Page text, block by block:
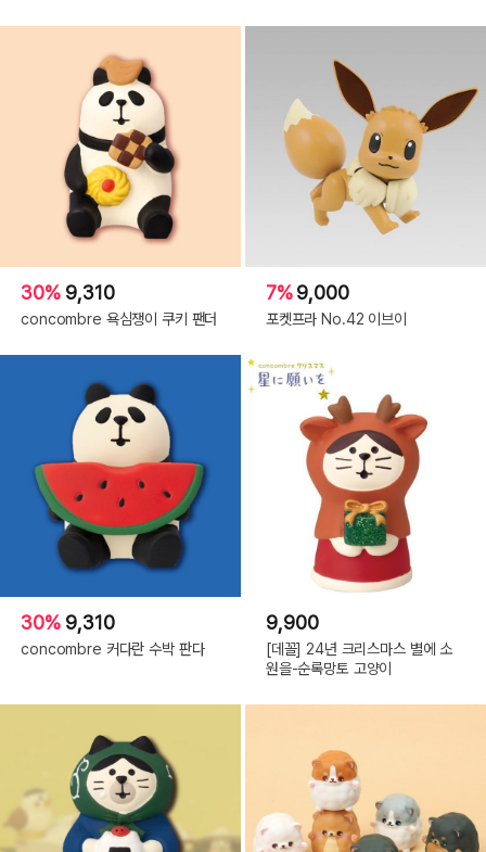
30% 9,310
concombre 욕심쟁이 쿠키 팬더
7%9,000
포켓프라 No.42 이브이
30% 9,310
concombre 커다란 수박 판다
9,900
[데꼴] 24년 크리스마스 별에 소
원을-순록망토 고양이